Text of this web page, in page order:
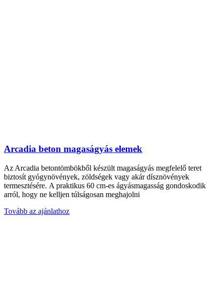
Arcadia beton magaságyás elemek
Az Arcadia betontömbökből készült magaságyás megfelelő teret
biztosít gyógynövények, zöldségek vagy akár dísznövények
termesztésére. A praktikus 60 cm-es ágyásmagasság gondoskodik
arról, hogy ne kelljen túlságosan meghajolni
Tovább az ajánlathoz